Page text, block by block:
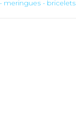
meringues - bricelets